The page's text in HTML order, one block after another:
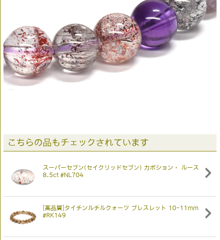
こちらの品もチェックされています
スーパーセブン(セイクリッドセブン) カボション・ ルース
8.5ct #NL704
[高品質]タイチンルチルクォーツ ブレスレット 10-11mm
#RK149